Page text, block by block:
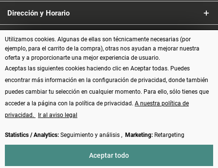
Dirección y Horario
Servicio
Información
Formas de pago
Vertrag widerrufen
Utilizamos cookies. Algunas de ellas son técnicamente necesarias (por
ejemplo, para el carrito de la compra), otras nos ayudan a mejorar nuestra
oferta y a proporcionarte una mejor experiencia de usuario.
Aceptas las siguientes cookies haciendo clic en Aceptar todas. Puedes
encontrar más información en la configuración de privacidad, donde también
puedes cambiar tu selección en cualquier momento. Para ello, sólo tienes que
acceder a la página con la política de privacidad. A nuestra política de
privacidad.
Ir al aviso legal
Statistics / Analytics: Seguimiento y análisis , Marketing: Retargeting
Aceptar todo